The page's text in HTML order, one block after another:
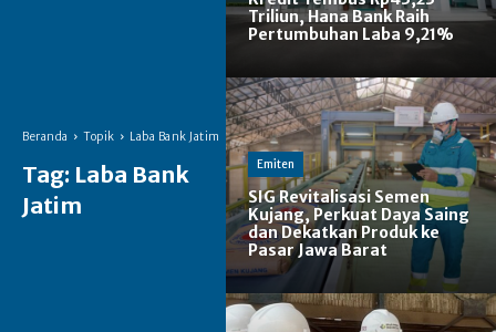
Beranda Topik Laba Bank Jatim
Tag: Laba Bank
Jatim
Triliun, Hana Bank Raih
Pertumbuhan Laba 9,21%
Emiten
SIG Revitalisasi Semen
Kujang, Perkuat Daya Saing
dan Dekatkan Produk ke
Pasar Jawa Barat